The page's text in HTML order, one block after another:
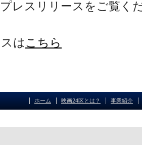
レスリリースをご覧く
はこちら
ホーム 映画24区とは？ 事業紹介